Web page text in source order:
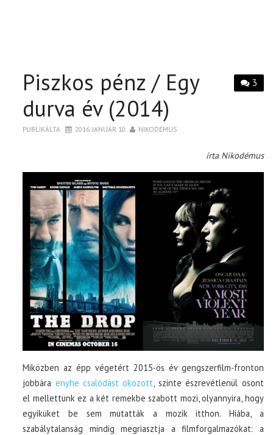
3
Piszkos pénz / Egy
durva év (2014)
PUBLIKÁLTA 2016. JANUÁR 10. NIKODEMUS
írta Nikodémus
Miközben az épp végetért 2015-ös év gengszerfilm-fronton
jobbára enyhe csalódást okozott, szinte észrevétlenül osont
el mellettünk ez a két remekbe szabott mozi, olyannyira, hogy
egyiküket be sem mutatták a mozik itthon. Hiába, a
szabálytalanság mindig megriasztja a filmforgalmazókat: a